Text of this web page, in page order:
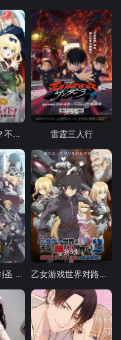
女主角？圣女？不，我是杂役女仆（自豪）
第5集
雷霆三人行
乡下大叔成为剑圣 第二季
第5集
乙女游戏世界对路人角色很不友好 第二季